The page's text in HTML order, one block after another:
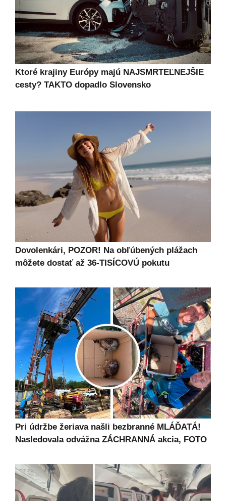
Ktoré krajiny Európy majú NAJSMRTEĽNEJŠIE
cesty? TAKTO dopadlo Slovensko
Dovolenkári, POZOR! Na obľúbených plážach
môžete dostať až 36-TISÍCOVÚ pokutu
Pri údržbe žeriava našli bezbranné MLÁĎATÁ!
Nasledovala odvážna ZÁCHRANNÁ akcia, FOTO